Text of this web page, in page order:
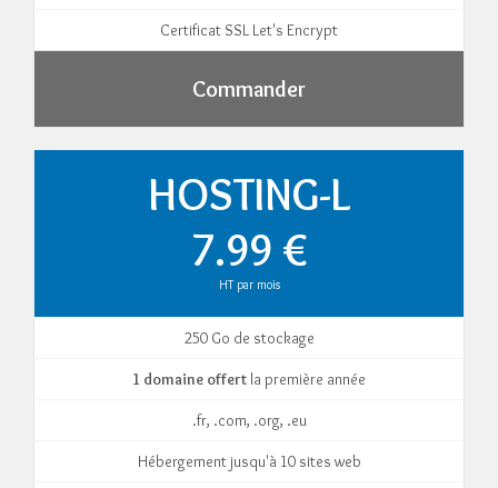
Certificat SSL Let's Encrypt
Commander
HOSTING-L
7.99 €
HT par mois
250 Go de stockage
1 domaine offert la première année
.fr, .com, .org, .eu
Hébergement jusqu'à 10 sites web